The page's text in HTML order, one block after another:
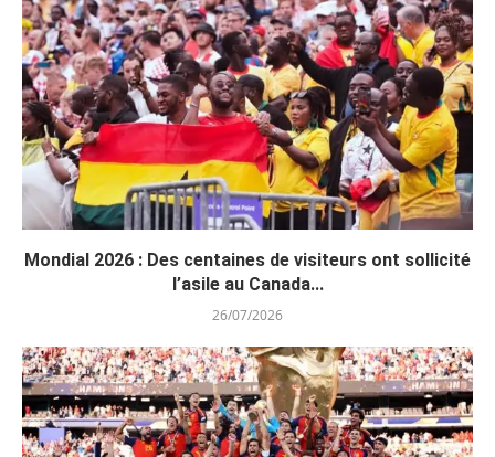
Mondial 2026 : Des centaines de visiteurs ont sollicité
l’asile au Canada...
26/07/2026